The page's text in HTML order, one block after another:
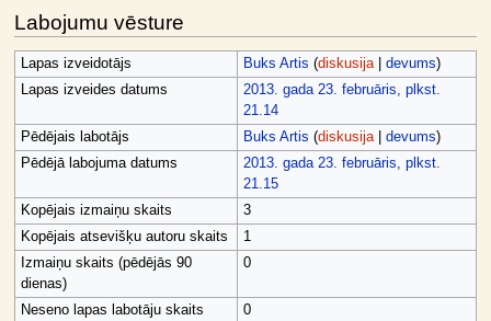
Labojumu vēsture
Lapas izveidotājs Buks Artis (diskusija| devums)
Lapas izveides datums
2013. gada 23. februāris, plkst.
21.14
Pēdējais labotājs
Buks Artis (diskusija| devums)
Pēdējā labojuma datums
2013. gada 23. februāris, plkst.
21.15
Kopējais izmaiņu skaits
3
Kopējais atsevišķu autoru skaits
1
Izmaiņu skaits (pēdējās 90
dienas)
0
Neseno lapas labotāju skaits 0